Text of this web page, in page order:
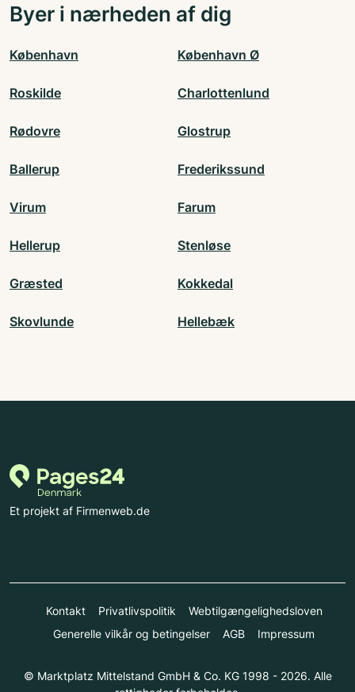
Byer i nærheden af dig
København København Ø
Roskilde Charlottenlund
Rødovre Glostrup
Ballerup Frederikssund
Virum Farum
Hellerup Stenløse
Græsted Kokkedal
Skovlunde Hellebæk
Et projekt af Firmenweb.de
Kontakt Privatlivspolitik
Webtilgængelighedsloven
Generelle vilkår og betingelser
AGB Impressum
© Marktplatz Mittelstand GmbH & Co. KG 1998 - 2026. Alle